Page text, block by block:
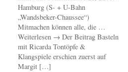
Hamburg (S- + U-Bahn
„Wandsbeker-Chaussee“)
Mitmachen können alle, die …
Weiterlesen → Der Beitrag Basteln
mit Ricarda Tontöpfe &
Klangspiele erschien zuerst auf
Margit […]